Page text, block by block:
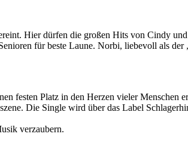
Hier dürfen die großen Hits von Cindy
für beste Laune. Norbi, liebevoll als
festen Platz in den Herzen vieler Menschen
Die Single wird über das Label
verzaubern.